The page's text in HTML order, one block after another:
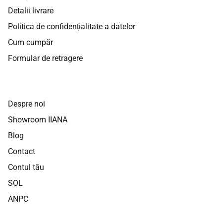
Detalii livrare
Politica de confidențialitate a datelor
Cum cumpăr
Formular de retragere
Despre noi
Showroom IIANA
Blog
Contact
Contul tău
SOL
ANPC